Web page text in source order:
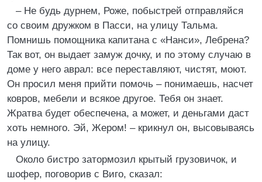
– Не будь дурнем, Роже, побыстрей отправляйся
со своим дружком в Пасси, на улицу Тальма.
Помнишь помощника капитана с «Нанси», Лебрена?
Так вот, он выдает замуж дочку, и по этому случаю в
доме у него аврал: все переставляют, чистят, моют.
Он просил меня прийти помочь – понимаешь, насчет
ковров, мебели и всякое другое. Тебя он знает.
Жратва будет обеспечена, а может, и деньгами даст
хоть немного. Эй, Жером! – крикнул он, высовываясь
на улицу.
Около бистро затормозил крытый грузовичок, и
шофер, поговорив с Виго, сказал: